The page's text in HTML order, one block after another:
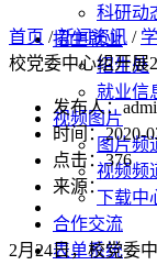
科研动
招生就业
招生处
就业信
视频图片
图片频
视频频
下载中
合作交流
表单系统
首页 /新闻资讯 /
校党委中心组开展
发布人：
时间：2020-
点击：376
来源：
2月24日，校党委